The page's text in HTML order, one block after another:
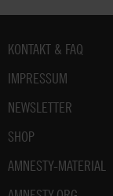
Fußbereich
KONTAKT & FAQ
IMPRESSUM
NEWSLETTER
SHOP
AMNESTY-MATERIAL